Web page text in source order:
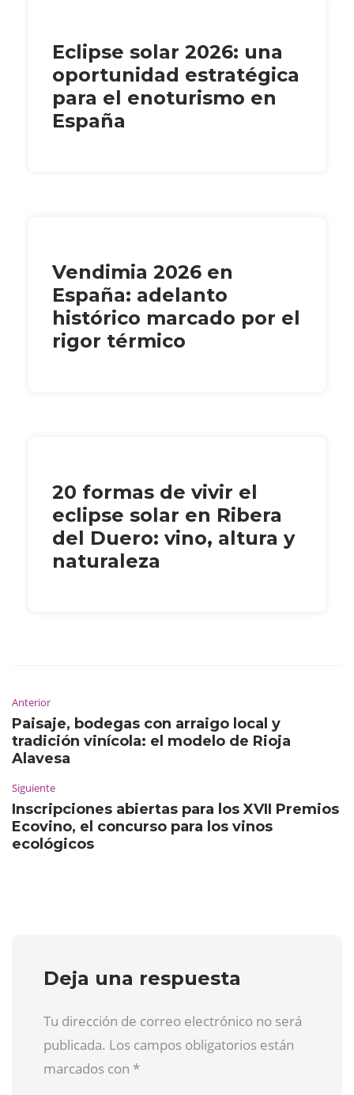
Eclipse solar 2026: una
oportunidad estratégica
para el enoturismo en
España
Vendimia 2026 en
España: adelanto
histórico marcado por el
rigor térmico
20 formas de vivir el
eclipse solar en Ribera
del Duero: vino, altura y
naturaleza
Anterior
Paisaje, bodegas con arraigo local y
tradición vinícola: el modelo de Rioja
Alavesa
Siguiente
Inscripciones abiertas para los XVII Premios
Ecovino, el concurso para los vinos
ecológicos
Deja una respuesta
Tu dirección de correo electrónico no será
publicada. Los campos obligatorios están
marcados con *